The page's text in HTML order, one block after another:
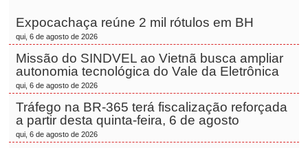
Expocachaça reúne 2 mil rótulos em BH
qui, 6 de agosto de 2026
Missão do SINDVEL ao Vietnã busca ampliar
autonomia tecnológica do Vale da Eletrônica
qui, 6 de agosto de 2026
Tráfego na BR-365 terá fiscalização reforçada
a partir desta quinta-feira, 6 de agosto
qui, 6 de agosto de 2026